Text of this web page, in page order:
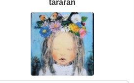
tararan